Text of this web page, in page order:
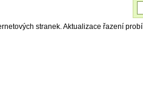
stranek. Aktualizace řazení